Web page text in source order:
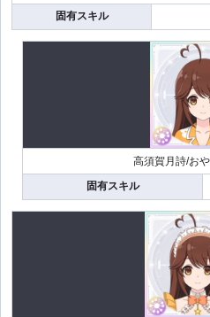
固有スキル
高須賀月詩/お
固有スキル